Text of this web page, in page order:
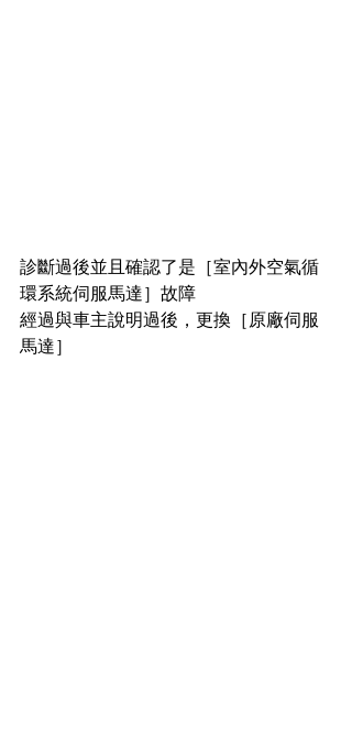
診斷過後並且確認了是［室內外空氣循
環系統伺服馬達］故障
經過與車主說明過後，更換［原廠伺服
馬達］